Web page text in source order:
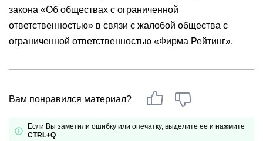
закона «Об обществах с ограниченной
ответственностью» в связи с жалобой общества с
ограниченной ответственностью «Фирма Рейтинг».
Вам понравился материал?
Если Вы заметили ошибку или опечатку, выделите ее и нажмите
CTRL+Q